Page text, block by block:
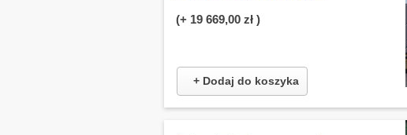
(+ 19 669,00 zł )
+ Dodaj do koszyka